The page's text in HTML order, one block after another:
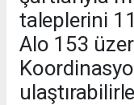
taleplerini
Alo 153